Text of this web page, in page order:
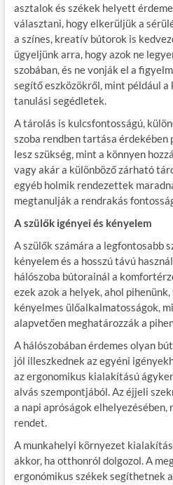
asztalok és székek helyett
választani, hogy elkerüljük a
a színes, kreatív bútorok is
ügyeljünk arra, hogy azok ne
szobában, és ne vonják el a
segítő eszközökről, mint például
tanulási segédletek.
A tárolás is kulcsfontosságú,
szoba rendben tartása
lesz szükség, mint a könnyen
vagy akár a különböző zárható
egyéb holmik rendezettek
megtanulják a rendrakás
A szülők igényei és kényelem
A szülők számára a legfontosabb
kényelem és a hosszú távú
hálószoba bútorainál a
ezek azok a helyek, ahol
kényelmes ülőalkalmatosságok,
alapvetően meghatározzák a
A hálószobában érdemes olyan
jól illeszkednek az egyéni
az ergonomikus kialakítású
alvás szempontjából. Az éjjeli
a napi apróságok
rendet.
A munkahelyi környezet
akkor, ha otthonról dolgozol. A
ergonómikus székek segíthetnek